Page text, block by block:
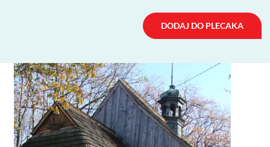
DODAJ DO PLECAKA